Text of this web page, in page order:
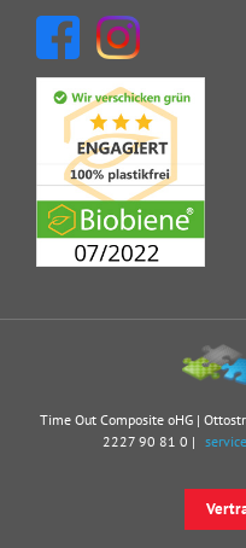
Time Out Composite oHG |
2227 90 81 0 |